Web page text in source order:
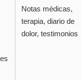
Notas médicas,
terapia, diario de
dolor, testimonios